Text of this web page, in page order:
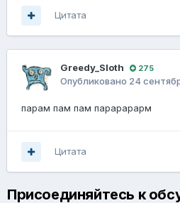
Цитата
Greedy_Sloth 275
Опубликовано 24
парам пам пам парарарарм
Цитата
Присоединяйтесь к